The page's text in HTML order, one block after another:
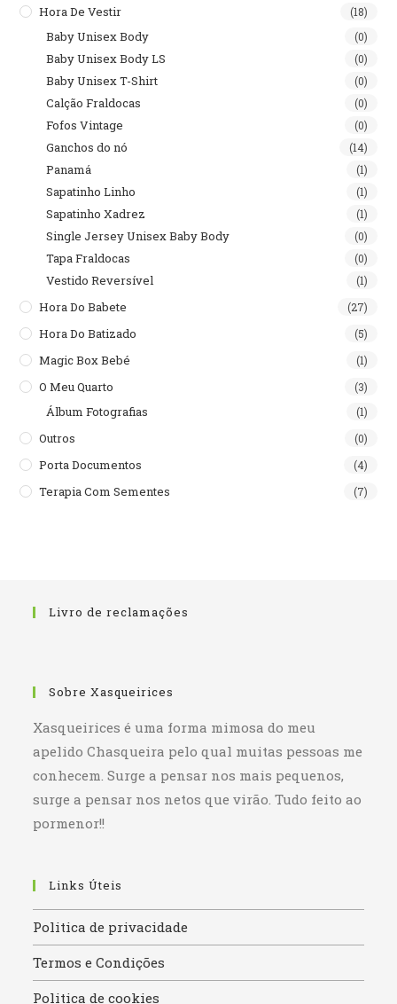
Hora De Vestir (18)
Baby Unisex Body (0)
Baby Unisex Body LS (0)
Baby Unisex T-Shirt (0)
Calção Fraldocas (0)
Fofos Vintage (0)
Ganchos do nó (14)
Panamá (1)
Sapatinho Linho (1)
Sapatinho Xadrez (1)
Single Jersey Unisex Baby Body (0)
Tapa Fraldocas (0)
Vestido Reversível (1)
Hora Do Babete (27)
Hora Do Batizado (5)
Magic Box Bebé (1)
O Meu Quarto (3)
Álbum Fotografias (1)
Outros (0)
Porta Documentos (4)
Terapia Com Sementes (7)
Livro de reclamações
Sobre Xasqueirices
Xasqueirices é uma forma mimosa do meu
apelido Chasqueira pelo qual muitas pessoas me
conhecem. Surge a pensar nos mais pequenos,
surge a pensar nos netos que virão. Tudo feito ao
pormenor!!
Links Úteis
Politica de privacidade
Termos e Condições
Politica de cookies